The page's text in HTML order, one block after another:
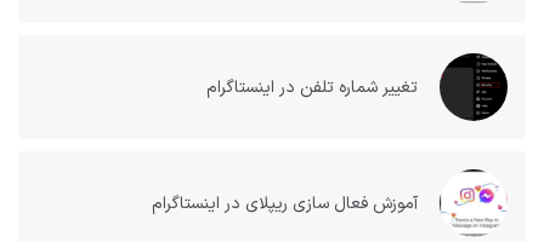
تغییر شماره تلفن در اینستاگرام
آموزش فعال سازی ریپلای در اینستاگرام